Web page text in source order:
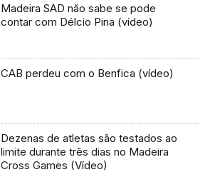
Madeira SAD não sabe se pode
contar com Délcio Pina (vídeo)
CAB perdeu com o Benfica (vídeo)
Dezenas de atletas são testados ao
limite durante três dias no Madeira
Cross Games (Vídeo)